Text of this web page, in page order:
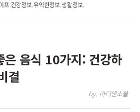
프.건강정보.유익한정보.생활정보.
은 음식 10가지: 건강하
결
by. 바디앤소울